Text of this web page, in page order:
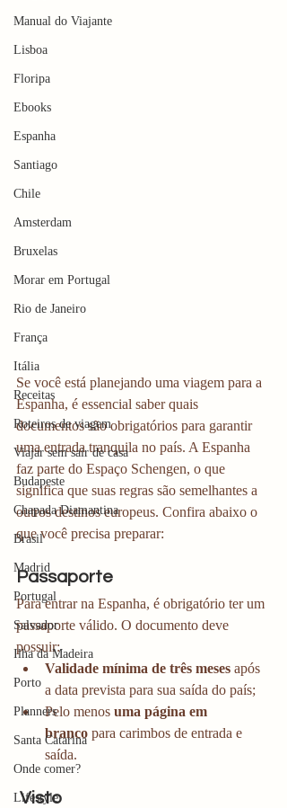
Manual do Viajante
Lisboa
Floripa
Ebooks
Espanha
Santiago
Chile
Amsterdam
Bruxelas
Morar em Portugal
Rio de Janeiro
França
Itália
Receitas
Roteiros de viagem
Viajar sem sair de casa
Budapeste
Chapada Diamantina
Brasil
Madrid
Portugal
Salvador
Ilha da Madeira
Porto
Planners
Santa Catarina
Onde comer?
Lifestyle
Se você está planejando uma viagem para a
Espanha, é essencial saber quais
documentos são obrigatórios para garantir
uma entrada tranquila no país. A Espanha
faz parte do Espaço Schengen, o que
significa que suas regras são semelhantes a
outros destinos europeus. Confira abaixo o
que você precisa preparar:
Passaporte
Para entrar na Espanha, é obrigatório ter um
passaporte válido. O documento deve
possuir:
Validade mínima de três meses após
a data prevista para sua saída do país;
Pelo menos uma página em
branco para carimbos de entrada e
saída.
Visto